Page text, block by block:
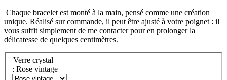
Chaque bracelet est monté à la main, pensé comme une création
unique. Réalisé sur commande, il peut être ajusté à votre poignet : il
vous suffit simplement de me contacter pour en prolonger la
délicatesse de quelques centimètres.
Verre crystal
: Rose vintage